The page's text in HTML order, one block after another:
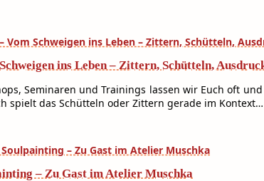
ins Leben – Zittern, Schütteln,
Seminaren und Trainings lassen wir Euch oft
spielt das Schütteln oder Zittern gerade im Kontext…
– Zu Gast im Atelier Muschka